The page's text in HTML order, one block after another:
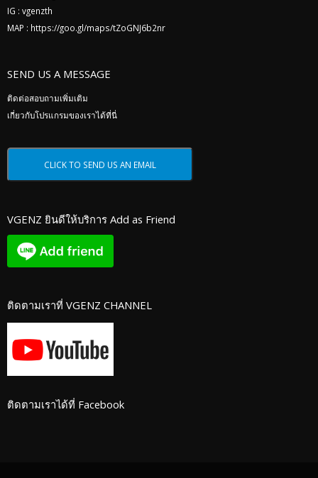
IG : vgenzth
MAP : https://goo.gl/maps/tZoGNJ6b2nr
SEND US A MESSAGE
ติดต่อสอบถามเพิ่มเติม
เกี่ยวกับโปรแกรมของเราได้ที่นี่
VGENZ ยินดีให้บริการ Add as Friend
ติดตามเราที่ VGENZ CHANNEL
ติดตามเราได้ที่ Facebook